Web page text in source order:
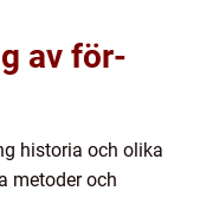
av för-
historia och olika
metoder och